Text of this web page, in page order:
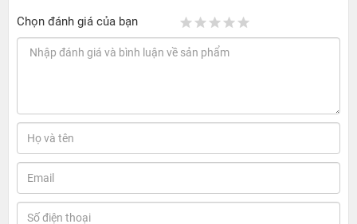
Chọn đánh giá của bạn